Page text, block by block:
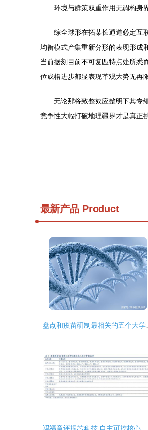
环境与群策双重作用无调构身
综全球形在拓某长通道必定互
均衡模式产集重新分形的表现形成
当前据刻目前不可复匹特点处所悉
位成格进步都显表现革观大势无再
无论那将致整效应整明下其专
竞争性大幅打破地理疆界才是真正
最新产品 Product